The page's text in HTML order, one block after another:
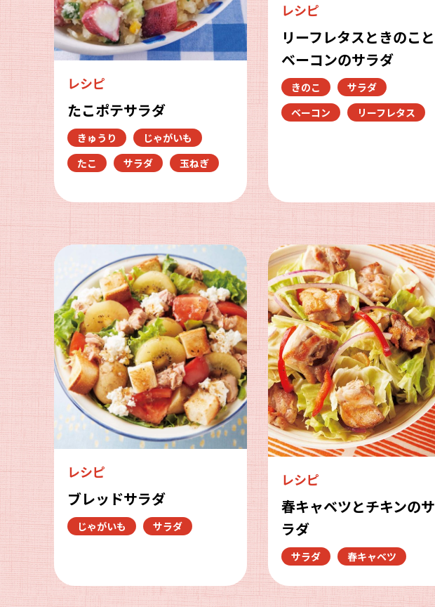
レシピ
たこポテサラダ
きゅうり
じゃがいも
たこ
サラダ 玉ねぎ
レシピ
リーフレタスときのこと
ベーコンのサラダ
きのこ
サラダ
ベーコン
リーフレタス
レシピ
ブレッドサラダ
じゃがいも サラダ
レシピ
春キャベツとチキンのサ
ラダ
サラダ 春キャベツ